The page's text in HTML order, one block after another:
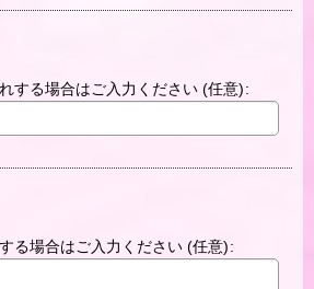
する場合はご入力ください (任意):
る場合はご入力ください (任意):